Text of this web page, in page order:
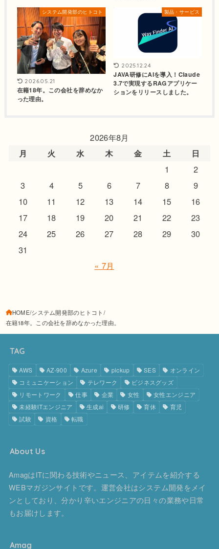
システム開発部のヒトコト
2026.05.21
在籍18年。この会社を辞めなか
った理由。
製品・サービス
2025.12.24
JAVA研修にAIを導入！Claude
3.7で実現するRAGアプリケー
ションをリリースしました。
2026年8月
月
火 水 木 金 土
日
1
2
3
4 5 6 7 8
9
10
11 12 13 14 15
16
17
18 19 20 21 22
23
24
25 26 27 28 29
30
31
« 7月
HOME システム開発部のヒトコト
在籍18年。この会社を辞めなかった理由。
TAG
AWS AZ-900 Azure pickup SES
オンライン
コミュニケーション
テレワーク
ビジネスグッズ
リモートワーク
仕事 企業 女性
女性エンジニア
未経験ITエンジニア
生成ai 研修 育休
育児
試験
資格 転職
About Us
AmagはITに関わる技術やニュース、アイテムを紹介する
WEBマガジンサイトです。運営会社はシステム開発をメイ
ンとしており、分かり辛いエンジニアの日々の業務や日常
もお届けします。
Amag